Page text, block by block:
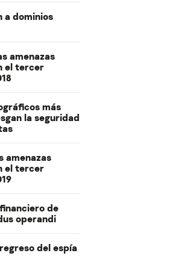
a dominios
amenazas
el tercer
más
la seguridad
amenazas
el tercer
de
operandi
del espía